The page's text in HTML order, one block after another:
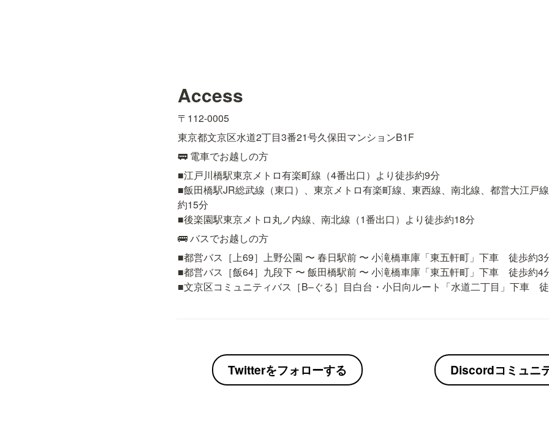
Access
〒112-0005
東京都文京区水道2丁目3番21号久保田マンションB1F
🚃 電車でお越しの方
■江戸川橋駅東京メトロ有楽町線（4番出口）より徒歩約9分
■飯田橋駅JR総武線（東口）、東京メトロ有楽町線、東西線、南北線、都営大江戸
約15分
■後楽園駅東京メトロ丸ノ内線、南北線（1番出口）より徒歩約18分
🚌 バスでお越しの方
■都営バス［上69］上野公園 〜 春日駅前 〜 小滝橋車庫「東五軒町」下車　徒歩約3
■都営バス［飯64］九段下 〜 飯田橋駅前 〜 小滝橋車庫「東五軒町」下車　徒歩約4
■文京区コミュニティバス［B–ぐる］目白台・小日向ルート「水道二丁目」下車　
Twitterをフォローする Discordコミュニ